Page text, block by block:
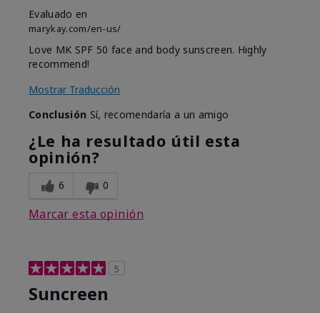
Evaluado en
marykay.com/en-us/
Love MK SPF 50 face and body sunscreen. Highly
recommend!
Mostrar Traducción
Conclusión Sí, recomendaría a un amigo
¿Le ha resultado útil esta
opinión?
6 0
Marcar esta opinión
5
Suncreen